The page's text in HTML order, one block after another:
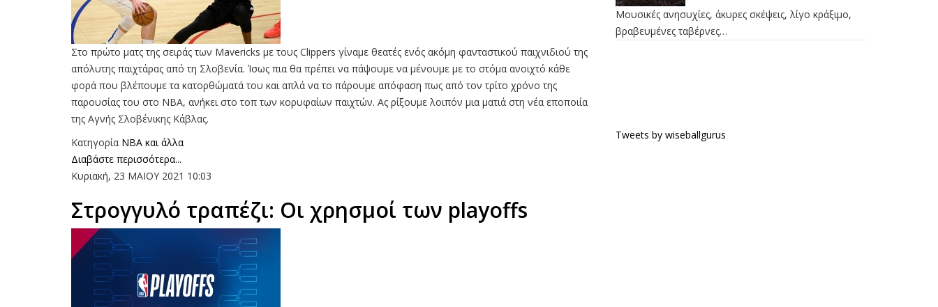
Στο πρώτο ματς της σειράς των Mavericks με τους Clippers γίναμε θεατές ενός ακόμη φανταστικού παιχνιδιού της
απόλυτης παιχτάρας από τη Σλοβενία. Ίσως πια θα πρέπει να πάψουμε να μένουμε με το στόμα ανοιχτό κάθε
φορά που βλέπουμε τα κατορθώματά του και απλά να το πάρουμε απόφαση πως από τον τρίτο χρόνο της
παρουσίας του στο ΝΒΑ, ανήκει στο τοπ των κορυφαίων παιχτών. Ας ρίξουμε λοιπόν μια ματιά στη νέα εποποιία
της Αγνής Σλοβένικης Κάβλας.
Κατηγορία NBA και άλλα
Διαβάστε περισσότερα...
Κυριακή, 23 ΜΑΙΟΥ 2021 10:03
Στρογγυλό τραπέζι: Οι χρησμοί των playoffs
Μουσικές ανησυχίες, άκυρες σκέψεις, λίγο κράξιμο,
βραβευμένες ταβέρνες…
Tweets by wiseballgurus